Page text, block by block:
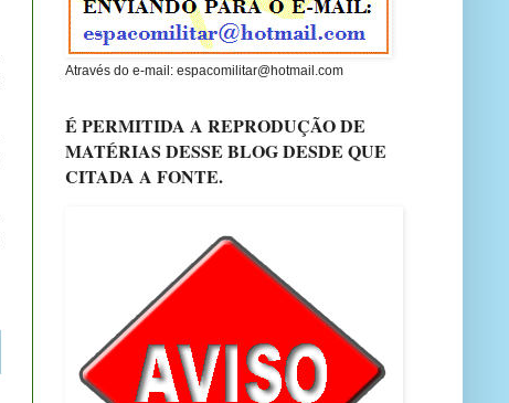
Através do e-mail: espacomilitar@hotmail.com
É PERMITIDA A REPRODUÇÃO DE
MATÉRIAS DESSE BLOG DESDE QUE
CITADA A FONTE.